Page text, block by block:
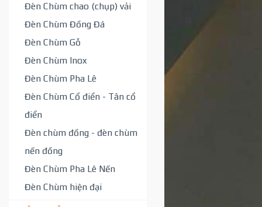
Đèn Chùm chao (chụp) vải
Đèn Chùm Đồng Đá
Đèn Chùm Gỗ
Đèn Chùm Inox
Đèn Chùm Pha Lê
Đèn Chùm Cổ điển - Tân cổ
điển
Đèn chùm đồng - đèn chùm
nến đồng
Đèn Chùm Pha Lê Nến
Đèn Chùm hiện đại